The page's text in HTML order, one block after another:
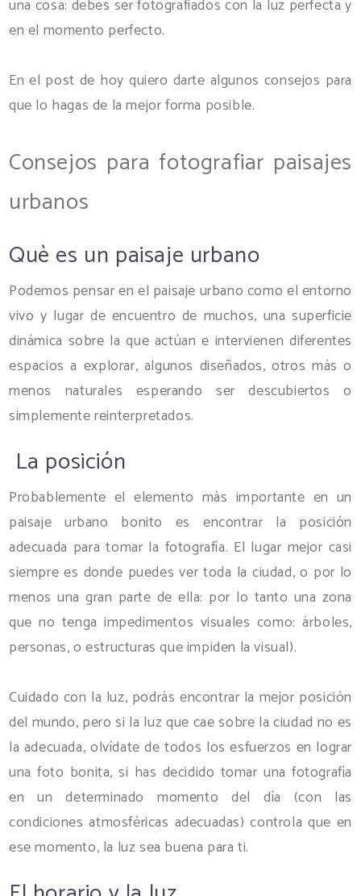
una cosa: debes ser fotografiados con la luz perfecta y
en el momento perfecto.
En el post de hoy quiero darte algunos consejos para
que lo hagas de la mejor forma posible.
Consejos para fotografiar paisajes
urbanos
Què es un paisaje urbano
Podemos pensar en el paisaje urbano como el entorno
vivo y lugar de encuentro de muchos, una superficie
dinámica sobre la que actúan e intervienen diferentes
espacios a explorar, algunos diseñados, otros más o
menos naturales esperando ser descubiertos o
simplemente reinterpretados.
La posición
Probablemente el elemento màs importante en un
paisaje urbano bonito es encontrar la posición
adecuada para tomar la fotografía. El lugar mejor casi
siempre es donde puedes ver toda la ciudad, o por lo
menos una gran parte de ella: por lo tanto una zona
que no tenga impedimentos visuales como: árboles,
personas, o estructuras que impiden la visual).
Cuidado con la luz, podrás encontrar la mejor posición
del mundo, pero si la luz que cae sobre la ciudad no es
la adecuada, olvídate de todos los esfuerzos en lograr
una foto bonita, si has decidido tomar una fotografía
en un determinado momento del día (con las
condiciones atmosféricas adecuadas) controla que en
ese momento, la luz sea buena para ti.